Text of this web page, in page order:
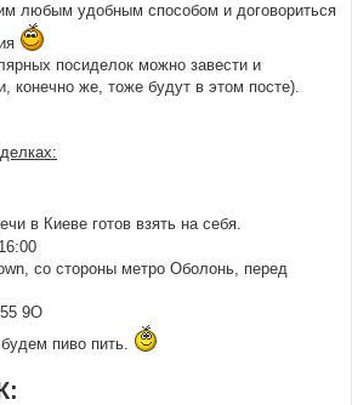
любым удобным способом и договориться
посиделок можно завести и
конечно же, тоже будут в этом посте).
в Киеве готов взять на себя.
со стороны метро Оболонь, перед
9О
пиво пить.